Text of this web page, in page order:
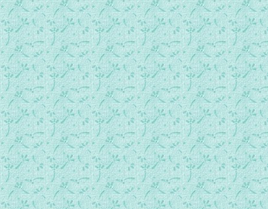
051福音路加传第03章 如望授洗被害、耶稣之谱系.mp3
052福音路加传第04章 耶稣被试、开始传道显灵.mp3
053福音路加传第05章 召徒.mp3
054福音路加传第06章 简选十二宗徒、真福训.mp3
055福音路加传第07章 巴总之信心、论如望、罪妇获救.mp3
056福音路加传第08章 播种之喻、平息风浪、驱魔入豖.mp3
057福音路加传第09章 遣十二徒传道、耶稣显容、预言受难
058福音路加传第10章 遣七十二徒传道、论爱邻如己.mp3
059福音路加传第11章 训徒祈祷、盥手之辩、斥法利塞人
060福音路加传第12章 天主之全能全知、诫徒儆醒.mp3